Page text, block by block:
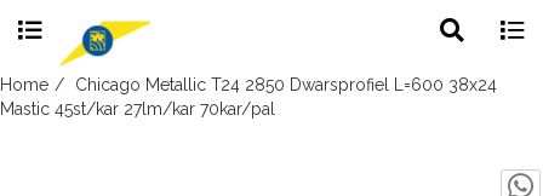
Skip
to
search
Home
Chicago Metallic T24 2850 Dwarsprofiel L=600 38x24
Mastic 45st/kar 27lm/kar 70kar/pal